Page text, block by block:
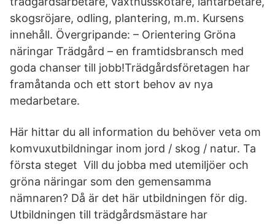
skogsröjare, odling, plantering, m.m. Kursens
innehåll. Övergripande: – Orientering Gröna
näringar Trädgård – en framtidsbransch med
goda chanser till jobb!Trädgårdsföretagen har
framåtanda och ett stort behov av nya
medarbetare.
Här hittar du all information du behöver veta om
komvuxutbildningar inom jord / skog / natur. Ta
första steget Vill du jobba med utemiljöer och
gröna näringar som den gemensamma
nämnaren? Då är det här utbildningen för dig.
Utbildningen till trädgårdsmästare har